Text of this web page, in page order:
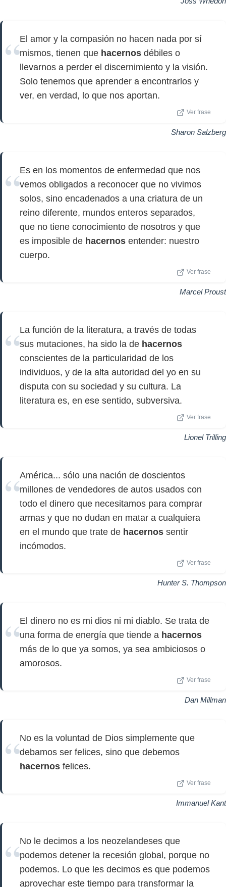
El amor y la compasión no hacen nada por sí
mismos, tienen que hacernos débiles o
llevarnos a perder el discernimiento y la visión.
Solo tenemos que aprender a encontrarlos y
ver, en verdad, lo que nos aportan.
Ver frase
Sharon Salzberg
Es en los momentos de enfermedad que nos
vemos obligados a reconocer que no vivimos
solos, sino encadenados a una criatura de un
reino diferente, mundos enteros separados,
que no tiene conocimiento de nosotros y que
es imposible de hacernos entender: nuestro
cuerpo.
Ver frase
Marcel Proust
La función de la literatura, a través de todas
sus mutaciones, ha sido la de hacernos
conscientes de la particularidad de los
individuos, y de la alta autoridad del yo en su
disputa con su sociedad y su cultura. La
literatura es, en ese sentido, subversiva.
Ver frase
Lionel Trilling
América... sólo una nación de doscientos
millones de vendedores de autos usados con
todo el dinero que necesitamos para comprar
armas y que no dudan en matar a cualquiera
en el mundo que trate de hacernos sentir
incómodos.
Ver frase
Hunter S. Thompson
El dinero no es mi dios ni mi diablo. Se trata de
una forma de energía que tiende a hacernos
más de lo que ya somos, ya sea ambiciosos o
amorosos.
Ver frase
Dan Millman
No es la voluntad de Dios simplemente que
debamos ser felices, sino que debemos
hacernos felices.
Ver frase
Immanuel Kant
No le decimos a los neozelandeses que
podemos detener la recesión global, porque no
podemos. Lo que les decimos es que podemos
aprovechar este tiempo para transformar la